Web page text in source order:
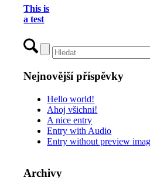
This is
a test
Nejnovější příspěvky
Hello world!
Ahoj všichni!
A nice entry
Entry with Audio
Entry without preview
Archivy